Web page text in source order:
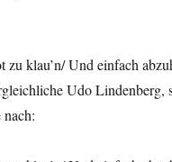
klau’n/ Und einfach
Udo Lindenberg,
nach: